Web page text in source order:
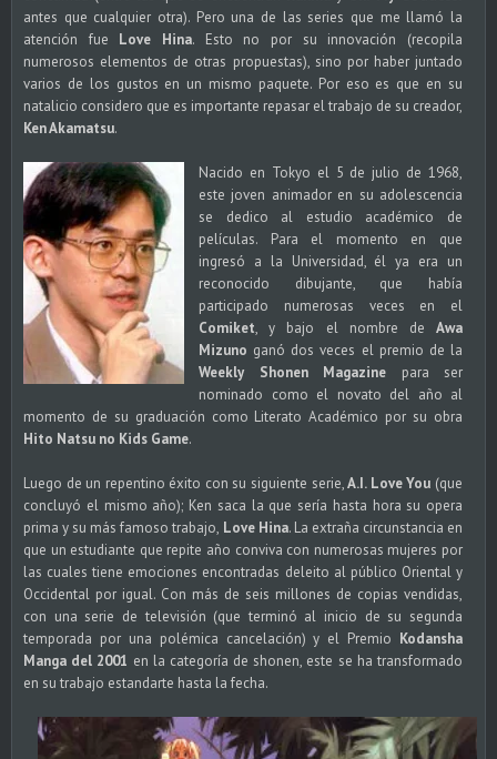
antes que cualquier otra). Pero una de las series que me llamó la
atención fue Love Hina. Esto no por su innovación (recopila
numerosos elementos de otras propuestas), sino por haber juntado
varios de los gustos en un mismo paquete. Por eso es que en su
natalicio considero que es importante repasar el trabajo de su creador,
Ken Akamatsu.
Nacido en Tokyo el 5 de julio de 1968,
este joven animador en su adolescencia
se dedico al estudio académico de
películas. Para el momento en que
ingresó a la Universidad, él ya era un
reconocido dibujante, que había
participado numerosas veces en el
Comiket, y bajo el nombre de Awa
Mizuno ganó dos veces el premio de la
Weekly Shonen Magazine para ser
nominado como el novato del año al
momento de su graduación como Literato Académico por su obra
Hito Natsu no Kids Game.
Luego de un repentino éxito con su siguiente serie,A.I. Love You (que
concluyó el mismo año); Ken saca la que sería hasta hora su opera
prima y su más famoso trabajo, Love Hina. La extraña circunstancia en
que un estudiante que repite año conviva con numerosas mujeres por
las cuales tiene emociones encontradas deleito al público Oriental y
Occidental por igual. Con más de seis millones de copias vendidas,
con una serie de televisión (que terminó al inicio de su segunda
temporada por una polémica cancelación) y el Premio Kodansha
Manga del 2001 en la categoría de shonen, este se ha transformado
en su trabajo estandarte hasta la fecha.